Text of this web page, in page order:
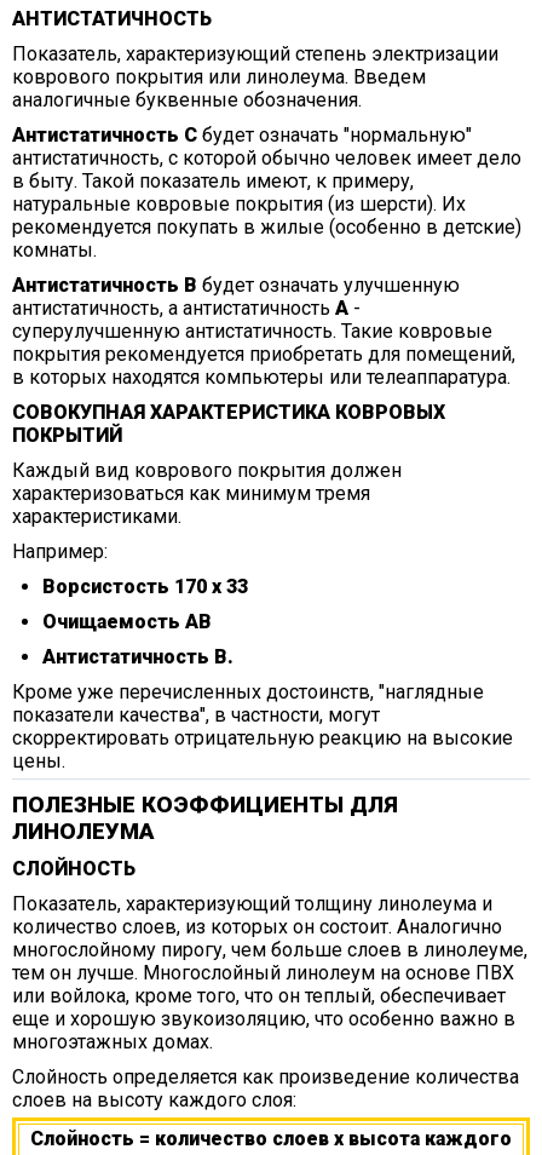
АНТИСТАТИЧНОСТЬ
Показатель, характеризующий степень электризации
коврового покрытия или линолеума. Введем
аналогичные буквенные обозначения.
Антистатичность С будет означать "нормальную"
антистатичность, с которой обычно человек имеет дело
в быту. Такой показатель имеют, к примеру,
натуральные ковровые покрытия (из шерсти). Их
рекомендуется покупать в жилые (особенно в детские)
комнаты.
Антистатичность В будет означать улучшенную
антистатичность, а антистатичность А -
суперулучшенную антистатичность. Такие ковровые
покрытия рекомендуется приобретать для помещений,
в которых находятся компьютеры или телеаппаратура.
СОВОКУПНАЯ ХАРАКТЕРИСТИКА КОВРОВЫХ
ПОКРЫТИЙ
Каждый вид коврового покрытия должен
характеризоваться как минимум тремя
характеристиками.
Например:
Ворсистость 170 х 33
Очищаемость АВ
Антистатичность В.
Кроме уже перечисленных достоинств, "наглядные
показатели качества", в частности, могут
скорректировать отрицательную реакцию на высокие
цены.
ПОЛЕЗНЫЕ КОЭФФИЦИЕНТЫ ДЛЯ
ЛИНОЛЕУМА
СЛОЙНОСТЬ
Показатель, характеризующий толщину линолеума и
количество слоев, из которых он состоит. Аналогично
многослойному пирогу, чем больше слоев в линолеуме,
тем он лучше. Многослойный линолеум на основе ПВХ
или войлока, кроме того, что он теплый, обеспечивает
еще и хорошую звукоизоляцию, что особенно важно в
многоэтажных домах.
Слойность определяется как произведение количества
слоев на высоту каждого слоя:
Слойность = количество слоев х высота каждого